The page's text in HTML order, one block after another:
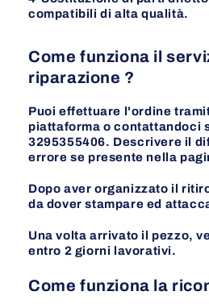
compatibili di alta qualità.
Come funziona il
riparazione ?
Puoi effettuare l'ordine
piattaforma o contattandoci
3295355406. Descrivere il
errore se presente nella
Dopo aver organizzato il
da dover stampare ed
Una volta arrivato il pezzo,
entro 2 giorni lavorativi.
Come funziona la